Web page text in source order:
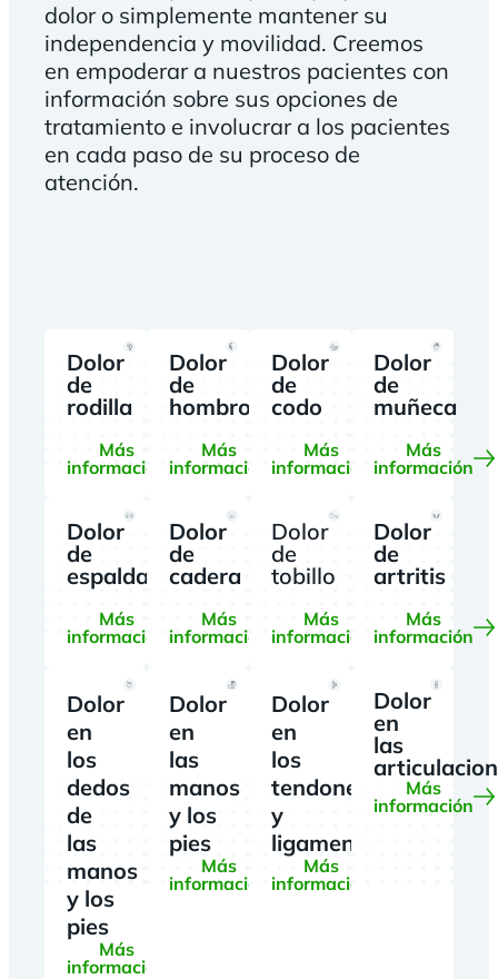
dolor o simplemente mantener su
independencia y movilidad. Creemos
en empoderar a nuestros pacientes con
información sobre sus opciones de
tratamiento e involucrar a los pacientes
en cada paso de su proceso de
atención.
Dolor
de
rodilla
Más
información
Dolor
de
hombro
Más
información
Dolor
de
codo
Más
información
Dolor
de
muñeca
Más
información
Dolor
de
espalda
Más
información
Dolor
de
cadera
Más
información
Dolor
de
tobillo
Más
información
Dolor
de
artritis
Más
información
Dolor
en
los
dedos
de
las
manos
y los
pies
Más
información
Dolor
en
las
manos
y los
pies
Más
información
Dolor
en
los
tendones
y
ligamentos
Más
información
Dolor
en
las
Más
información